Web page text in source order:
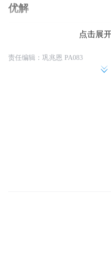
优解
点击展
责任编辑：巩兆恩 PA083